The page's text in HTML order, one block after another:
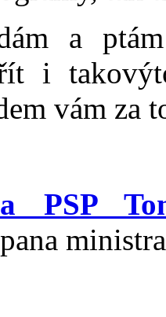
a
i
vám za
PSP